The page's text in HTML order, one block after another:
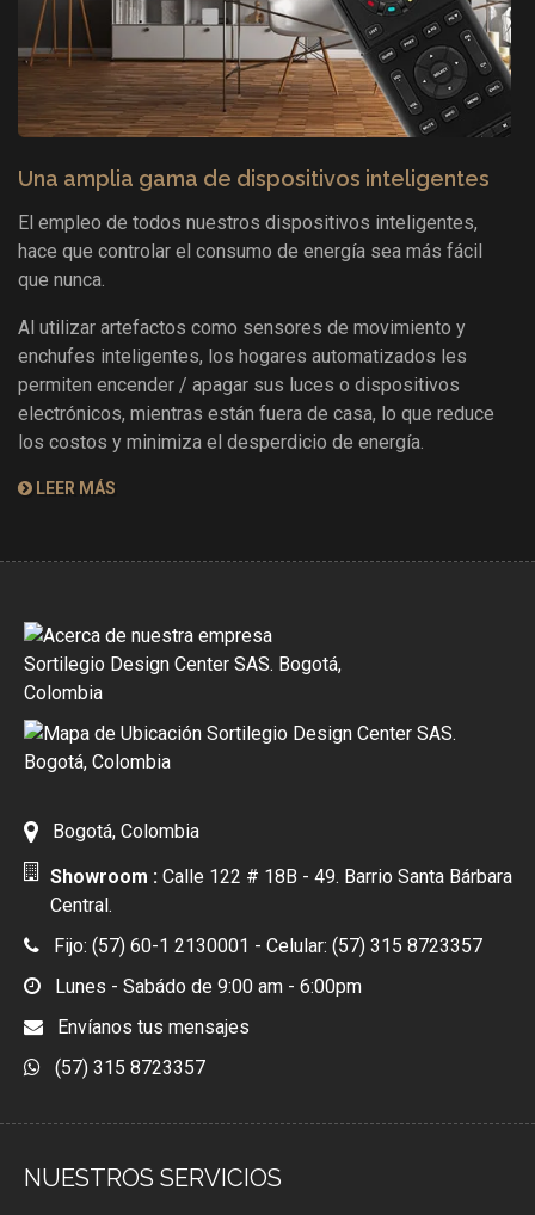
Una amplia gama de dispositivos inteligentes
El empleo de todos nuestros dispositivos inteligentes,
hace que controlar el consumo de energía sea más fácil
que nunca.
Al utilizar artefactos como sensores de movimiento y
enchufes inteligentes, los hogares automatizados les
permiten encender / apagar sus luces o dispositivos
electrónicos, mientras están fuera de casa, lo que reduce
los costos y minimiza el desperdicio de energía.
LEER MÁS
Bogotá, Colombia
Showroom : Calle 122 # 18B - 49. Barrio Santa Bárbara
Central.
Fijo: (57) 60-1 2130001 - Celular: (57) 315 8723357
Lunes - Sabádo de 9:00 am - 6:00pm
Envíanos tus mensajes
(57) 315 8723357
NUESTROS SERVICIOS